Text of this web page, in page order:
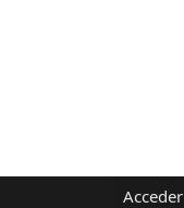
Acceder